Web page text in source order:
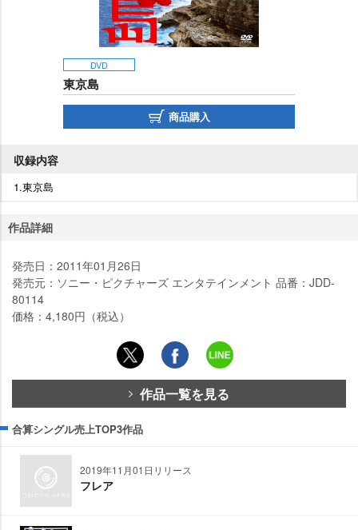
DVD
東京島
商品購入
収録内容
1.東京島
作品詳細
発売日：2011年01月26日
発売元：ソニー・ピクチャーズ エンタテインメント 品番：JDD-
80114
価格：4,180円（税込）
作品一覧を見る
合算シングル売上TOP3作品
2019年11月01日リリース
フレア